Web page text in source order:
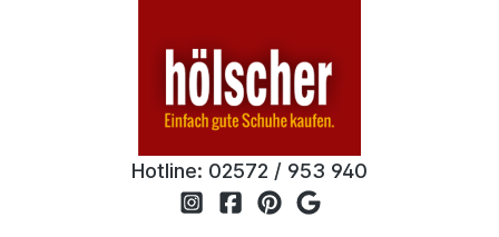
Hotline: 02572 / 953 940